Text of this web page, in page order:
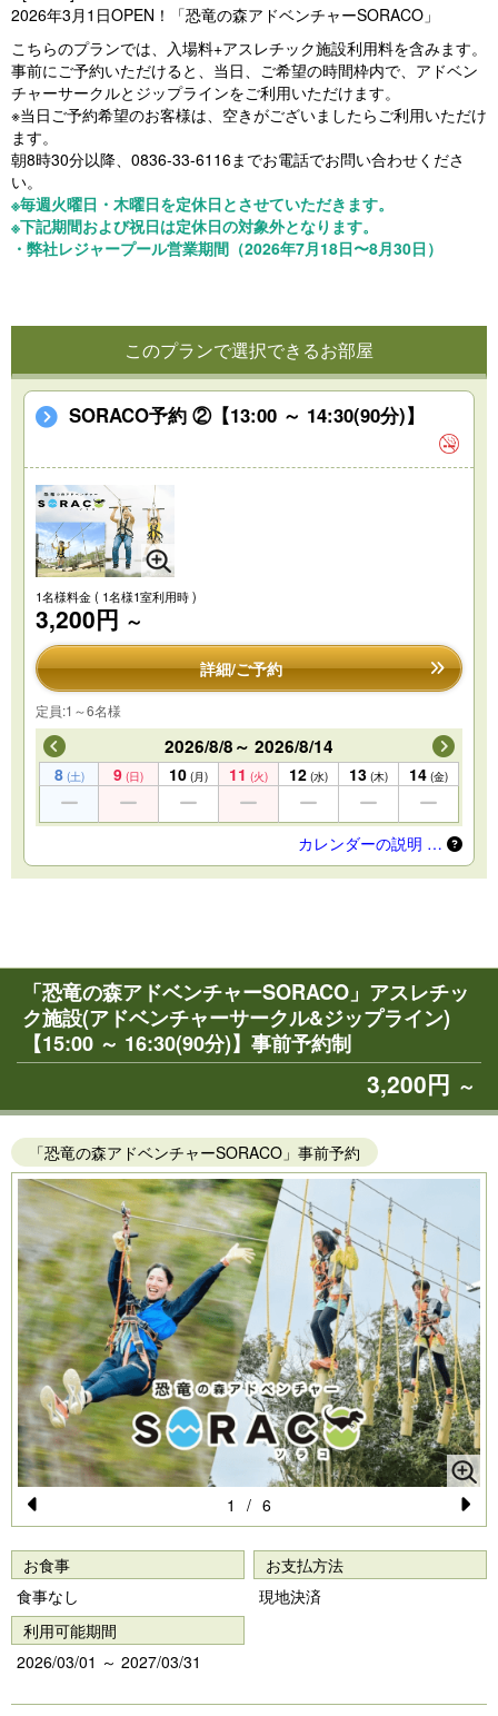
2026年3月1日OPEN！「恐竜の森アドベンチャーSORACO」
こちらのプランでは、入場料+アスレチック施設利用料を含みます。
事前にご予約いただけると、当日、ご希望の時間枠内で、アドベン
チャーサークルとジップラインをご利用いただけます。
※当日ご予約希望のお客様は、空きがございましたらご利用いただけ
ます。
朝8時30分以降、0836-33-6116までお電話でお問い合わせくださ
い。
※毎週火曜日・木曜日を定休日とさせていただきます。
※下記期間および祝日は定休日の対象外となります。
・弊社レジャープール営業期間（2026年7月18日〜8月30日）
このプランで選択できるお部屋
SORACO予約 ②【13:00 ～ 14:30(90分)】
1名様料金( 1名様1室利用時 )
3,200円 ～
詳細/ご予約
定員:1～6名様
2026/8/8～ 2026/8/14
8 (土) 9 (日) 10 (月) 11 (火) 12 (水) 13 (木) 14 (金)
カレンダーの説明 …
「恐竜の森アドベンチャーSORACO」アスレチッ
ク施設(アドベンチャーサークル&ジップライン)
【15:00 ～ 16:30(90分)】事前予約制
3,200円 ～
「恐竜の森アドベンチャーSORACO」事前予約
Pr
e
vi
o
u
s
N
1 / 6
お食事
食事なし
お支払方法
現地決済
利用可能期間
2026/03/01 ～ 2027/03/31